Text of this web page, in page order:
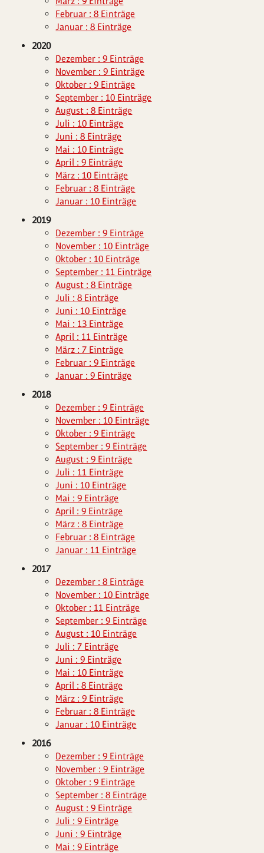
Februar : 8 Einträge
Januar : 8 Einträge
2020
Dezember : 9 Einträge
November : 9 Einträge
Oktober : 9 Einträge
September : 10 Einträge
August : 8 Einträge
Juli : 10 Einträge
Juni : 8 Einträge
Mai : 10 Einträge
April : 9 Einträge
März : 10 Einträge
Februar : 8 Einträge
Januar : 10 Einträge
2019
Dezember : 9 Einträge
November : 10 Einträge
Oktober : 10 Einträge
September : 11 Einträge
August : 8 Einträge
Juli : 8 Einträge
Juni : 10 Einträge
Mai : 13 Einträge
April : 11 Einträge
März : 7 Einträge
Februar : 9 Einträge
Januar : 9 Einträge
2018
Dezember : 9 Einträge
November : 10 Einträge
Oktober : 9 Einträge
September : 9 Einträge
August : 9 Einträge
Juli : 11 Einträge
Juni : 10 Einträge
Mai : 9 Einträge
April : 9 Einträge
März : 8 Einträge
Februar : 8 Einträge
Januar : 11 Einträge
2017
Dezember : 8 Einträge
November : 10 Einträge
Oktober : 11 Einträge
September : 9 Einträge
August : 10 Einträge
Juli : 7 Einträge
Juni : 9 Einträge
Mai : 10 Einträge
April : 8 Einträge
März : 9 Einträge
Februar : 8 Einträge
Januar : 10 Einträge
2016
Dezember : 9 Einträge
November : 9 Einträge
Oktober : 9 Einträge
September : 8 Einträge
August : 9 Einträge
Juli : 9 Einträge
Juni : 9 Einträge
Mai : 9 Einträge